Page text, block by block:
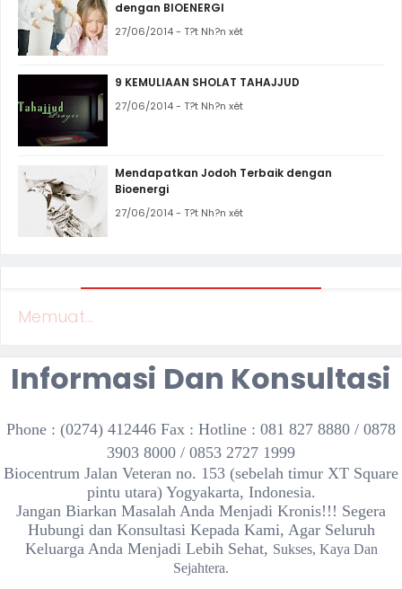
dengan BIOENERGI
27/06/2014 - T?t Nh?n xét
9 KEMULIAAN SHOLAT TAHAJJUD
27/06/2014 - T?t Nh?n xét
Mendapatkan Jodoh Terbaik dengan
Bioenergi
27/06/2014 - T?t Nh?n xét
Memuat...
Informasi Dan Konsultasi
Phone : (0274) 412446 Fax : Hotline : 081 827 8880 / 0878
3903 8000 / 0853 2727 1999
Biocentrum Jalan Veteran no. 153 (sebelah timur XT Square
pintu utara) Yogyakarta, Indonesia.
Jangan Biarkan Masalah Anda Menjadi Kronis!!! Segera
Hubungi dan Konsultasi Kepada Kami, Agar Seluruh
Keluarga Anda Menjadi Lebih Sehat, Sukses, Kaya Dan
Sejahtera.